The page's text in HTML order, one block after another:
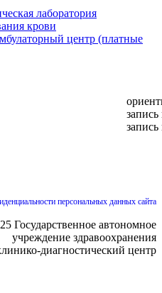
лаборатория
крови
центр (платные
персональных данных сайта
Государственное автономное
учреждение здравоохранения
диагностический центр